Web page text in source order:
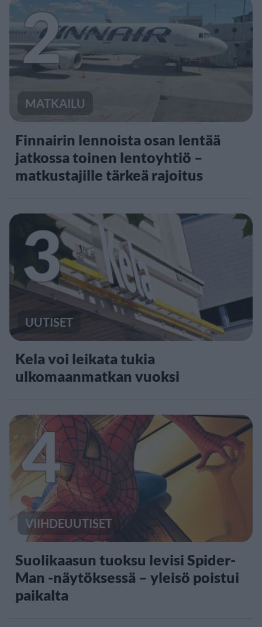
2
MATKAILU
Finnairin lennoista osan lentää
jatkossa toinen lentoyhtiö –
matkustajille tärkeä rajoitus
3
UUTISET
Kela voi leikata tukia
ulkomaanmatkan vuoksi
4
VIIHDEUUTISET
Suolikaasun tuoksu levisi Spider-
Man -näytöksessä – yleisö poistui
paikalta